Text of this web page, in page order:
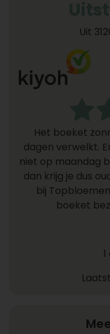
Uit
Het boeket
dagen verwelkt.
niet op maandag
dan krijg je dus
bij
boeket